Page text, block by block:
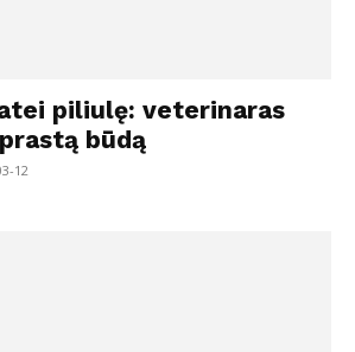
piliulę: veterinaras
būdą
12